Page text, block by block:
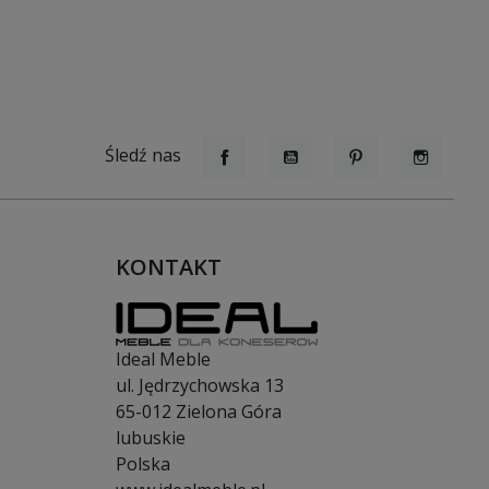
Śledź nas
KONTAKT
Ideal Meble
ul. Jędrzychowska 13
65-012 Zielona Góra
lubuskie
Polska